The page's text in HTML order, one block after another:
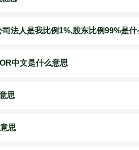
司法人是我比例1%,股东比例99%是什
中文是什么意思
思
思